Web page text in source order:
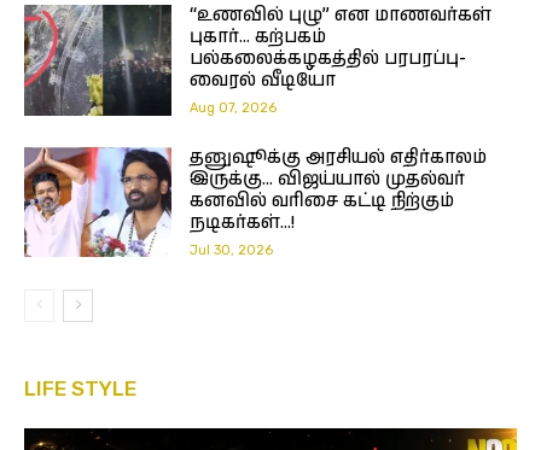
“உணவில் புழு” என மாணவர்கள்
புகார்… கற்பகம்
பல்கலைக்கழகத்தில் பரபரப்பு-
வைரல் வீடியோ
Aug 07, 2026
தனுஷூக்கு அரசியல் எதிர்காலம்
இருக்கு… விஜய்யால் முதல்வர்
கனவில் வரிசை கட்டி நிற்கும்
நடிகர்கள்…!
Jul 30, 2026
LIFE STYLE